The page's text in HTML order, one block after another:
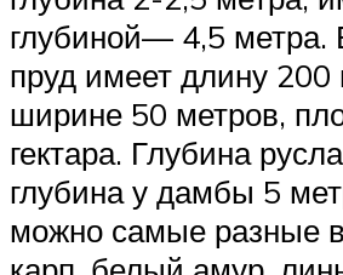
глубиной— 4,5 метра.
пруд имеет длину 200
ширине 50 метров,
гектара. Глубина
глубина у дамбы 5
можно самые разные